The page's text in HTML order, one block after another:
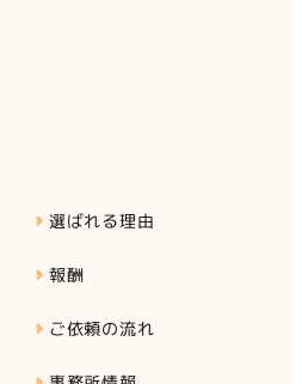
選ばれる理由
報酬
ご依頼の流れ